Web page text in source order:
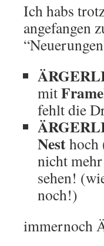
Ich habs
angefangen
mit
fehlt die
Nesthoch
nicht mehr
sehen!
noch!)
immernoch